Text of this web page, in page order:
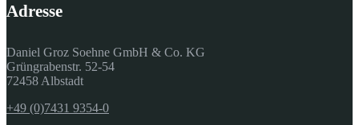
Adresse
Daniel Groz Soehne GmbH & Co. KG
Grüngrabenstr. 52-54
72458 Albstadt
+49 (0)7431 9354-0